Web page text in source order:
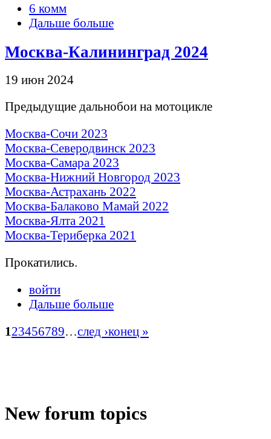
6 комм
Дальше больше
Москва-Калининград 2024
19 июн 2024
Предыдущие дальнобои на мотоцикле
Москва-Сочи 2023
Москва-Северодвинск 2023
Москва-Самара 2023
Москва-Нижний Новгород 2023
Москва-Астрахань 2022
Москва-Балаково Мамай 2022
Москва-Ялта 2021
Москва-Териберка 2021
Прокатились.
войти
Дальше больше
123456789…след ›конец »
New forum topics